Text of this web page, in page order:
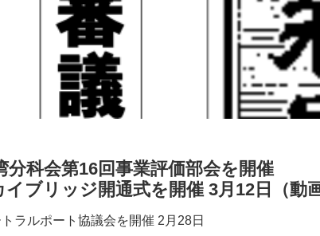
分科会第16回事業評価部会を開催​​
イブリッジ開通式を開催 3月12日​​（動
ラルポート協議会を開催 2月28日​​